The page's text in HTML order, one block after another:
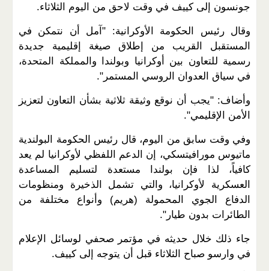
جونسون إلى كييف في وقت لاحق من اليوم الثلاثاء.
وقال رئيس الحكومة الأوكرانية: "آمل أن نتمكن في
المستقبل القريب من إطلاق صيغة إقليمية جديدة
رسمية للتعاون بين أوكرانيا وبولندا والمملكة المتحدة،
في سياق العدوان الروسي المستمر".
وأضاف: "يجب أن نوقع وثيقة ثلاثية بشأن التعاون لتعزيز
الأمن الإقليمي".
وفي وقت سابق من اليوم، قال رئيس الحكومة البولندية
ماتيوس مورافيتسكي، إن الدعم اللفظي لأوكرانيا لم يعد
كافياً، لذا فإن بولندا مستعدة لتسليم المساعدة
العسكرية لأوكرانيا، والتي تشمل الذخيرة ومنظومات
الدفاع الجوي المحمولة (هريم) وأنواع مختلفة من
الطائرات بدون طيار".
جاء ذلك خلال حديثه في مؤتمر صحفي لوسائل الإعلام
في وارسو صباح الثلاثاء قبل أن يتوجه إلى كييف.